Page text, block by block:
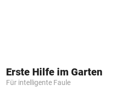
Erste Hilfe im Garten
Für intelligente Faule